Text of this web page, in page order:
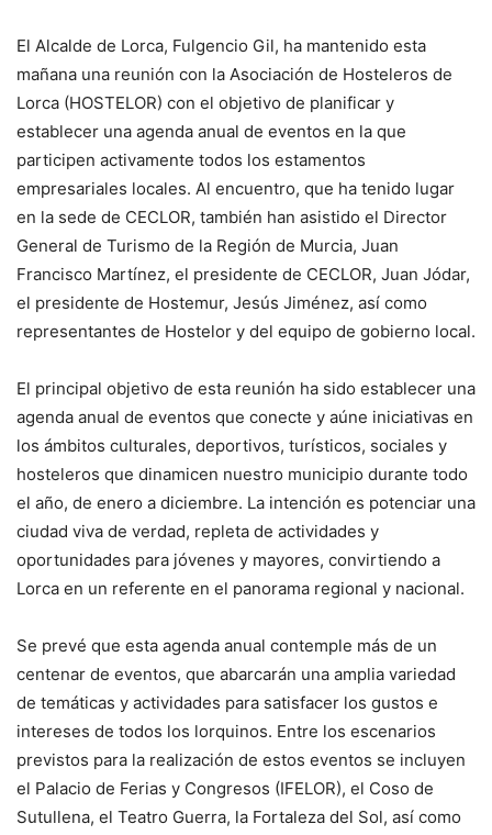
El Alcalde de Lorca, Fulgencio Gil, ha mantenido esta
mañana una reunión con la Asociación de Hosteleros de
Lorca (HOSTELOR) con el objetivo de planificar y
establecer una agenda anual de eventos en la que
participen activamente todos los estamentos
empresariales locales. Al encuentro, que ha tenido lugar
en la sede de CECLOR, también han asistido el Director
General de Turismo de la Región de Murcia, Juan
Francisco Martínez, el presidente de CECLOR, Juan Jódar,
el presidente de Hostemur, Jesús Jiménez, así como
representantes de Hostelor y del equipo de gobierno local.
El principal objetivo de esta reunión ha sido establecer una
agenda anual de eventos que conecte y aúne iniciativas en
los ámbitos culturales, deportivos, turísticos, sociales y
hosteleros que dinamicen nuestro municipio durante todo
el año, de enero a diciembre. La intención es potenciar una
ciudad viva de verdad, repleta de actividades y
oportunidades para jóvenes y mayores, convirtiendo a
Lorca en un referente en el panorama regional y nacional.
Se prevé que esta agenda anual contemple más de un
centenar de eventos, que abarcarán una amplia variedad
de temáticas y actividades para satisfacer los gustos e
intereses de todos los lorquinos. Entre los escenarios
previstos para la realización de estos eventos se incluyen
el Palacio de Ferias y Congresos (IFELOR), el Coso de
Sutullena, el Teatro Guerra, la Fortaleza del Sol, así como